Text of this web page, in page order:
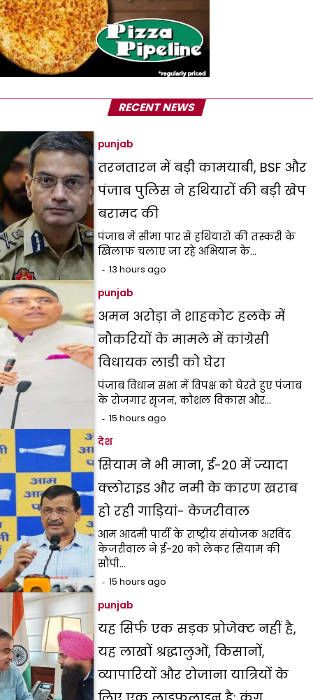
RECENT NEWS
punjab
तरनतारन में बड़ी कामयाबी, BSF और
पंजाब पुलिस ने हथियारों की बड़ी खेप
बरामद की
पंजाब में सीमा पार से हथियारों की तस्करी के
खिलाफ चलाए जा रहे अभियान के…
13 hours ago
punjab
अमन अरोड़ा ने शाहकोट हलके में
नौकरियों के मामले में कांग्रेसी
विधायक लाडी को घेरा
पंजाब विधान सभा में विपक्ष को घेरते हुए पंजाब
के रोजगार सृजन, कौशल विकास और…
15 hours ago
देश
सियाम ने भी माना, ई-20 में ज्यादा
क्लोराइड और नमी के कारण खराब
हो रही गाड़ियां- केजरीवाल
आम आदमी पार्टी के राष्ट्रीय संयोजक अरविंद
केजरीवाल ने ई-20 को लेकर सियाम की
सौंपी…
15 hours ago
punjab
यह सिर्फ एक सड़क प्रोजेक्ट नहीं है,
यह लाखों श्रद्धालुओं, किसानों,
व्यापारियों और रोजाना यात्रियों के